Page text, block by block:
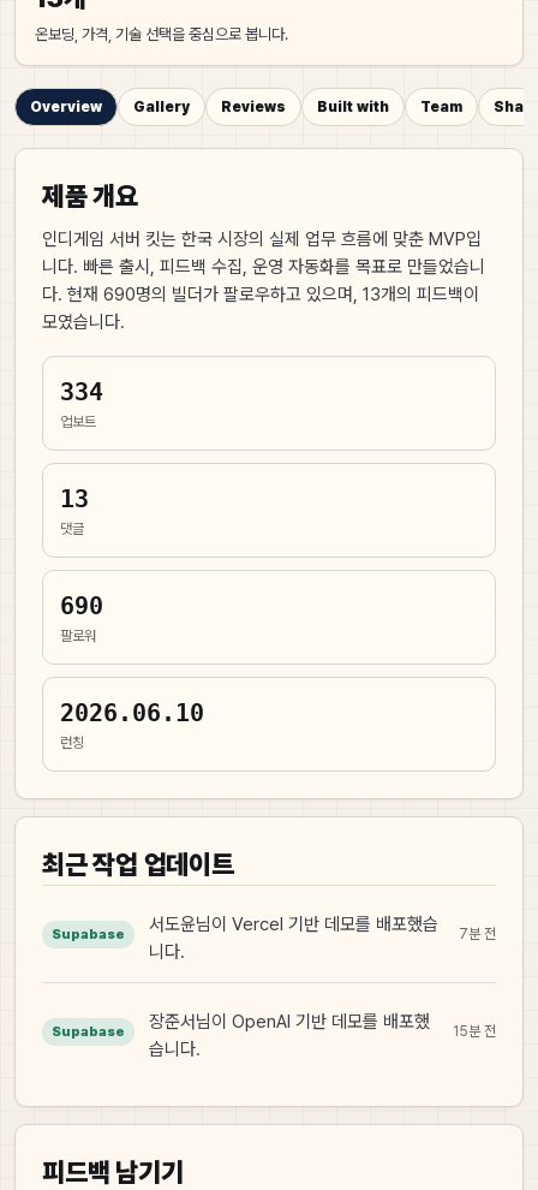
온보딩, 가격, 기술 선택을 중심으로 봅니다.
Overview Gallery Reviews Built with Team
제품 개요
인디게임 서버 킷는 한국 시장의 실제 업무 흐름에 맞춘 MVP입
니다. 빠른 출시, 피드백 수집, 운영 자동화를 목표로 만들었습니
다. 현재 690명의 빌더가 팔로우하고 있으며, 13개의 피드백이
모였습니다.
334
업보트
13
댓글
690
팔로워
2026.06.10
런칭
최근 작업 업데이트
Supabase
서도윤님이 Vercel 기반 데모를 배포했습
니다.
7분 전
Supabase
장준서님이 OpenAI 기반 데모를 배포했
습니다.
15분 전
피드백 남기기